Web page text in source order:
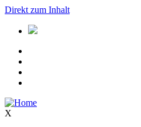
Direkt zum Inhalt
X